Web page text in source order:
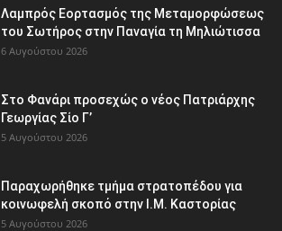
Λαμπρός Εορτασμός της Μεταμορφώσεως
του Σωτήρος στην Παναγία τη Μηλιώτισσα
6 Αυγούστου 2026
Στο Φανάρι προσεχώς ο νέος Πατριάρχης
Γεωργίας Σίο Γ’
5 Αυγούστου 2026
Παραχωρήθηκε τμήμα στρατοπέδου για
κοινωφελή σκοπό στην Ι.Μ. Καστορίας
5 Αυγούστου 2026